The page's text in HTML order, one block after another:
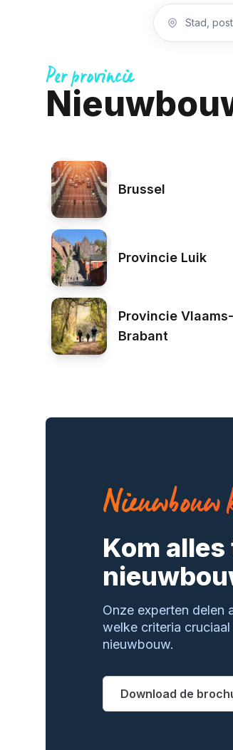
Per provincie
Brussel
Provincie Luik
Provincie Vlaams-
Brabant
Nieuwbouw
Kom
Onze experten delen
welke criteria
nieuwbouw.
Download de